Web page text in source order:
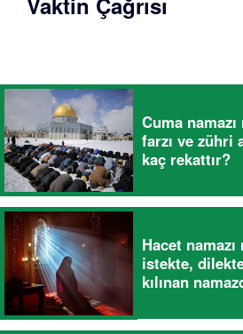
Cuma namazı
farzı ve zühri
kaç rekattır?
Hacet namazı
istekte,
kılınan